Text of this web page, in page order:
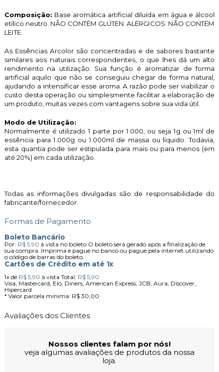
Composição: Base aromática artificial diluída em água e álcool
etílico neutro. NÃO CONTÉM GLÚTEN. ALÉRGICOS: NÃO CONTÉM
LEITE
As Essências Arcolor são concentradas e de sabores bastante
similares aos naturais correspondentes, o que lhes dá um alto
rendimento na utilização. Sua função é aromatizar de forma
artificial aquilo que não se conseguiu chegar de forma natural,
ajudando a intensificar esse aroma. A razão pode ser viabilizar o
custo desta operação ou simplesmente facilitar a elaboração de
um produto, muitas vezes com vantagens sobre sua vida útil.
Modo de Utilização:
Normalmente é utilizado 1 parte por 1.000, ou seja 1g ou 1ml de
essência para 1.000g ou 1.000ml de massa ou líquido. Todavia,
esta quantia pode ser estipulada para mais ou para menos (em
até 20%) em cada utilização.
Todas as informações divulgadas são de responsabilidade do
fabricante/fornecedor.
Formas de Pagamento
Boleto Bancário
Por: R$ 5,90 à vista no boleto O boleto será gerado após a finalização de
sua compra. Imprima e pague no banco ou pague pela internet utilizando
o código de barras do boleto.
Cartões de Crédito em até 1x
1xde R$ 5,90 à vista Total: R$ 5,90
Visa, Mastercard, Elo, Diners, American Express, JCB, Aura, Discover,
Hipercard
* Valor parcela mínima: R$ 30,00
Avaliações dos Clientes
Nossos clientes falam por nós!
veja algumas avaliações de produtos da nossa
loja.